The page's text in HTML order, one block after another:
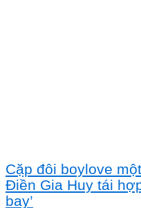
Cặp đôi boylove
Điền Gia Huy tái
bay’